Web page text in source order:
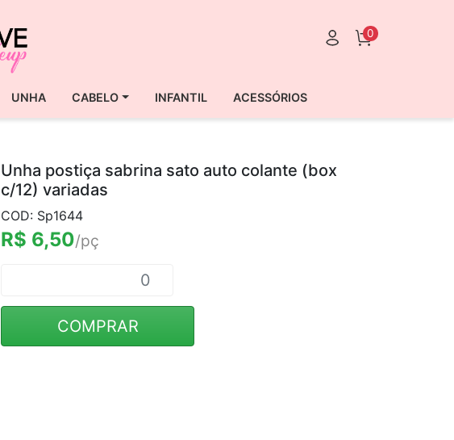
0
UNHA CABELO INFANTIL ACESSÓRIOS
Unha postiça sabrina sato auto colante (box
c/12) variadas
COD: Sp1644
R$ 6,50/pç
COMPRAR